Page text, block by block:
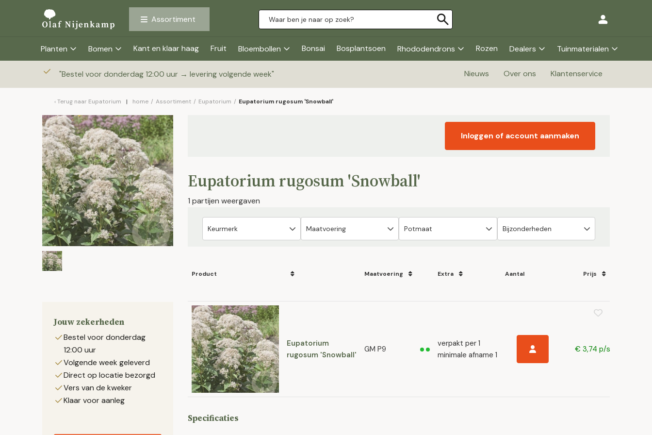
Assortiment
Planten Bomen Kant en klaar haag Fruit Bloembollen Bonsai Bosplantsoen Rhododendrons Rozen Dealers Tuinmaterialen
"Bestel voor donderdag 12:00 uur → levering volgende week" Nieuws Over ons Klantenservice
Terug naar Eupatorium home / Assortiment / Eupatorium / Eupatorium rugosum 'Snowball'
Jouw zekerheden
Bestel voor donderdag
12:00 uur
Volgende week geleverd
Direct op locatie bezorgd
Vers van de kweker
Klaar voor aanleg
Inloggen of account aanmaken
Eupatorium rugosum 'Snowball'
1 partijen weergaven
Product Maatvoering Extra Aantal Prijs
Eupatorium
rugosum 'Snowball'
GM P9
verpakt per 1
minimale afname 1
€ 3,74 p/s
Specificaties